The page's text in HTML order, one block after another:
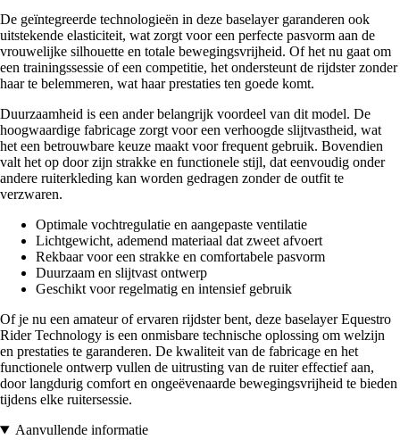
De geïntegreerde technologieën in deze baselayer garanderen ook
uitstekende elasticiteit, wat zorgt voor een perfecte pasvorm aan de
vrouwelijke silhouette en totale bewegingsvrijheid. Of het nu gaat om
een trainingssessie of een competitie, het ondersteunt de rijdster zonder
haar te belemmeren, wat haar prestaties ten goede komt.
Duurzaamheid is een ander belangrijk voordeel van dit model. De
hoogwaardige fabricage zorgt voor een verhoogde slijtvastheid, wat
het een betrouwbare keuze maakt voor frequent gebruik. Bovendien
valt het op door zijn strakke en functionele stijl, dat eenvoudig onder
andere ruiterkleding kan worden gedragen zonder de outfit te
verzwaren.
Optimale vochtregulatie en aangepaste ventilatie
Lichtgewicht, ademend materiaal dat zweet afvoert
Rekbaar voor een strakke en comfortabele pasvorm
Duurzaam en slijtvast ontwerp
Geschikt voor regelmatig en intensief gebruik
Of je nu een amateur of ervaren rijdster bent, deze baselayer Equestro
Rider Technology is een onmisbare technische oplossing om welzijn
en prestaties te garanderen. De kwaliteit van de fabricage en het
functionele ontwerp vullen de uitrusting van de ruiter effectief aan,
door langdurig comfort en ongeëvenaarde bewegingsvrijheid te bieden
tijdens elke ruitersessie.
Aanvullende informatie